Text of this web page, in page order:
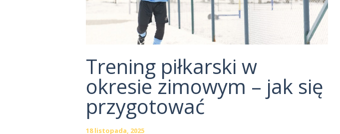
PIŁKA NOŻNA
MAPA STRONY
Trening piłkarski w
okresie zimowym – jak się
przygotować
18 listopada, 2025